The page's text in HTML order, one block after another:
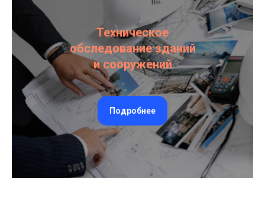
Техническое
обследование зданий
и сооружений
Подробнее